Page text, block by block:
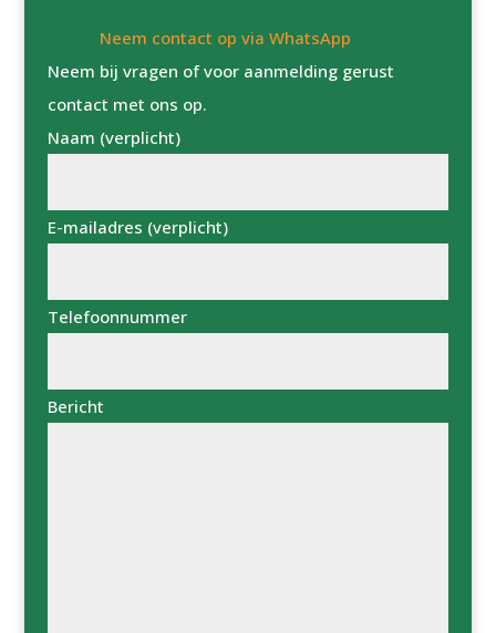
Neem contact op via WhatsApp
Neem bij vragen of voor aanmelding gerust
contact met ons op.
Naam (verplicht)
E-mailadres (verplicht)
Telefoonnummer
Bericht